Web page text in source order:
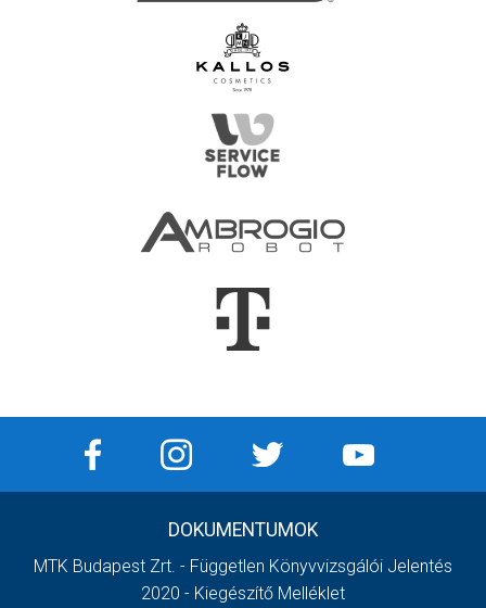
DOKUMENTUMOK
MTK Budapest Zrt. - Független Könyvvizsgálói Jelentés
2020 - Kiegészítő Melléklet